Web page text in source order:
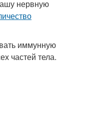
нервную
иммунную
частей тела.